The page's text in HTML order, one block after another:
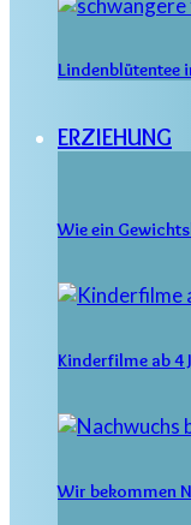
Lindenblütentee
ERZIEHUNG
Wie ein
Kinderfilme ab 4
Wir bekommen